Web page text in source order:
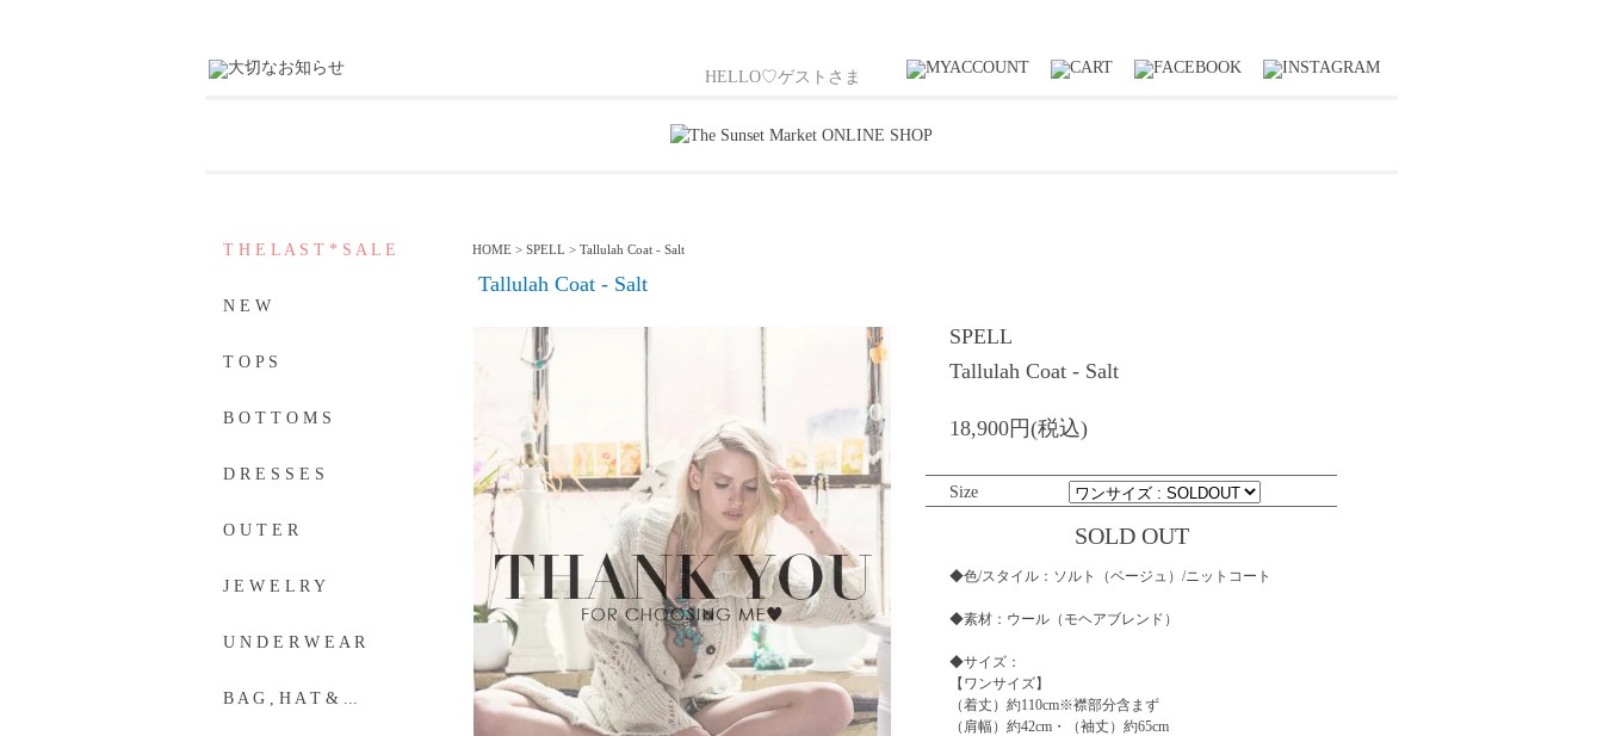
HELLO♡ゲストさま
T H E L A S T * S A L E
N E W
T O P S
B O T T O M S
D R E S S E S
O U T E R
J E W E L R Y
U N D E R W E A R
B A G , H A T & ...
HOME > SPELL > Tallulah Coat - Salt
Tallulah Coat - Salt
SPELL
Tallulah Coat - Salt
18,900円(税込)
Size
SOLD OUT
◆色/スタイル：ソルト（ベージュ）/ニットコート
◆素材：ウール（モヘアブレンド）
◆サイズ：
【ワンサイズ】
（着丈）約110cm※襟部分含まず
（肩幅）約42cm・（袖丈）約65cm